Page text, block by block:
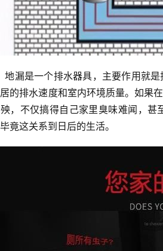
直接影响到整
的排水速度和室内环境质量。如果
，不仅搞得自己家里臭味难闻，
竟这关系到日后的生活。